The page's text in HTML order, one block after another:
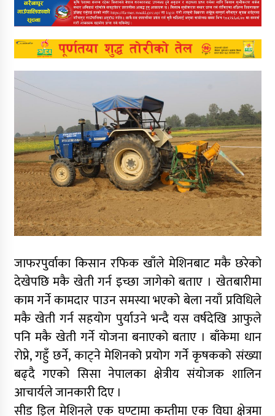
जाफरपुर्वाका किसान रफिक खाँले मेशिनबाट मकै छरेको
देखेपछि मकै खेती गर्न इच्छा जागेको बताए । खेतबारीमा
काम गर्ने कामदार पाउन समस्या भएको बेला नयाँ प्रविधिले
मकै खेती गर्न सहयोग पुर्याउने भन्दै यस वर्षदेखि आफुले
पनि मकै खेती गर्ने योजना बनाएको बताए । बाँकेमा धान
रोप्ने, गहुँ छर्ने, काट्ने मेशिनको प्रयोग गर्ने कृषकको संख्या
बढ्दै गएको सिसा नेपालका क्षेत्रीय संयोजक शालिन
आचार्यले जानकारी दिए ।
सीड ड्रिल मेशिनले एक घण्टामा कम्तीमा एक विघा क्षेत्रमा